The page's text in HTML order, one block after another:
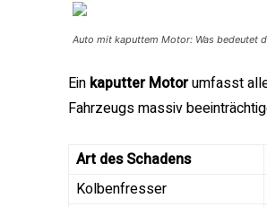
Auto mit kaputtem Motor: Was bedeutet
Ein kaputter Motorumfasst
Fahrzeugs massiv
Art des Schadens
Kolbenfresser